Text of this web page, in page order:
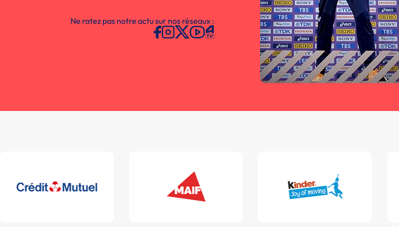
Ne ratez pas notre actu sur nos réseaux :